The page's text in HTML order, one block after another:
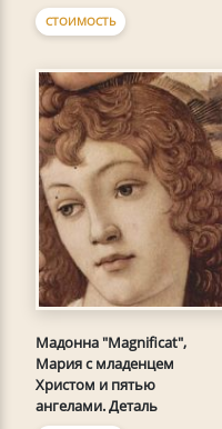
СТОИМОСТЬ
Мадонна "Magnificat",
Мария с младенцем
Христом и пятью
ангелами. Деталь